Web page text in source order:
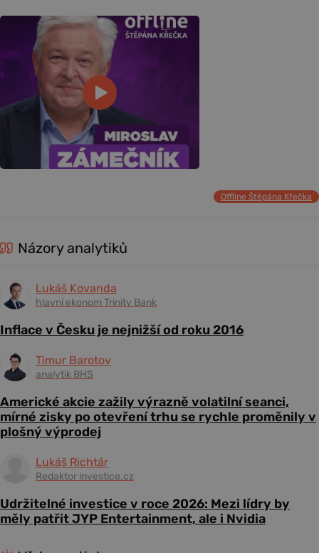
Offline Štěpána Křečka
Názory analytiků
Lukáš Kovanda
hlavní ekonom Trinity Bank
Inflace v Česku je nejnižší od roku 2016
Timur Barotov
analytik BHS
Americké akcie zažily výrazně volatilní seanci,
mírné zisky po otevření trhu se rychle proměnily v
plošný výprodej
Lukáš Richtár
Redaktor investice.cz
Udržitelné investice v roce 2026: Mezi lídry by
měly patřit JYP Entertainment, ale i Nvidia